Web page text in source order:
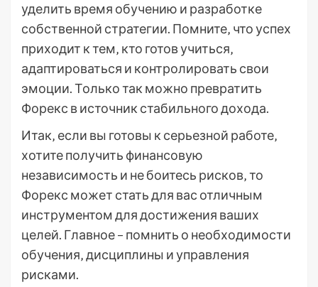
уделить время обучению и разработке
собственной стратегии. Помните‚ что успех
приходит к тем‚ кто готов учиться‚
адаптироваться и контролировать свои
эмоции. Только так можно превратить
Форекс в источник стабильного дохода.
Итак‚ если вы готовы к серьезной работе‚
хотите получить финансовую
независимость и не боитесь рисков‚ то
Форекс может стать для вас отличным
инструментом для достижения ваших
целей. Главное – помнить о необходимости
обучения‚ дисциплины и управления
рисками.